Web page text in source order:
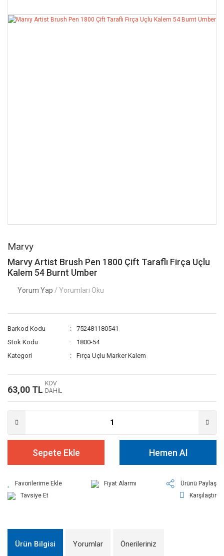
Marvy
Marvy Artist Brush Pen 1800 Çift Taraflı Firça Uçlu
Kalem 54 Burnt Umber
Yorum Yap / Yorumları Oku
Barkod Kodu
752481180541
Stok Kodu
1800-54
Kategori
Fırça Uçlu Marker Kalem
63,00 TL
KDV
DAHİL
Sepete Ekle Hemen Al
Fiyat Alarmı
Ürünü Paylaş
Tavsiye Et
Karşılaştır
Ürün Bilgisi Yorumlar Önerileriniz